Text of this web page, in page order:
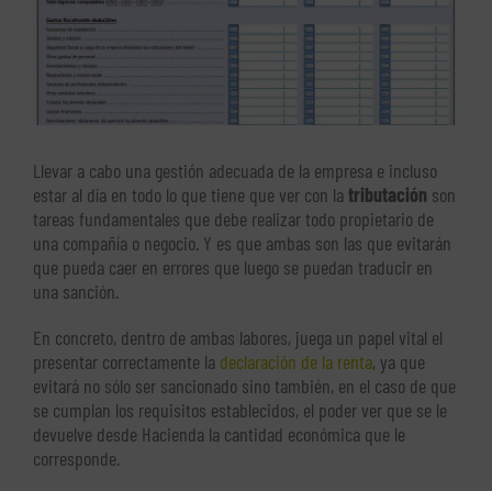
Llevar a cabo una gestión adecuada de la empresa e incluso
estar al día en todo lo que tiene que ver con la tributación son
tareas fundamentales que debe realizar todo propietario de
una compañía o negocio. Y es que ambas son las que evitarán
que pueda caer en errores que luego se puedan traducir en
una sanción.
En concreto, dentro de ambas labores, juega un papel vital el
presentar correctamente la declaración de la renta, ya que
evitará no sólo ser sancionado sino también, en el caso de que
se cumplan los requisitos establecidos, el poder ver que se le
devuelve desde Hacienda la cantidad económica que le
corresponde.